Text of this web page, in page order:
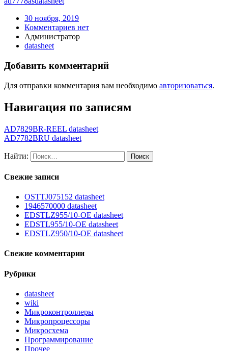
30 ноября, 2019
Комментариев нет
Администратор
datasheet
Добавить комментарий
Для отправки комментария вам необходимо авторизоваться.
Навигация по записям
AD7829BR-REEL datasheet
AD7782BRU datasheet
Найти:
Свежие записи
OSTTJ075152 datasheet
1946570000 datasheet
EDSTLZ955/10-OE datasheet
EDSTL955/10-OE datasheet
EDSTLZ950/10-OE datasheet
Свежие комментарии
Рубрики
datasheet
wiki
Микроконтроллеры
Микропроцессоры
Микросхема
Программирование
Прочее